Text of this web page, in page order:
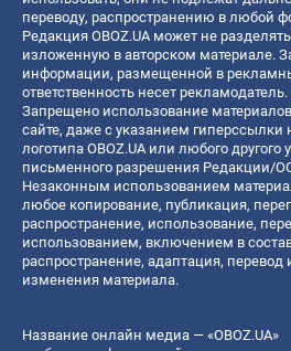
переводу, распространению в любой
Редакция OBOZ.UA может не
изложенную в авторском материале.
информации, размещенной в
ответственность несет рекламодатель.
Запрещено использование
сайте, даже с указанием гиперссылки
логотипа OBOZ.UA или любого
письменного разрешения Редакции/
Незаконным использованием
любое копирование, публикация,
распространение, использование,
использованием, включением в
распространение, адаптация, перевод
изменения материала.
Название онлайн медиа — «OBOZ.UA»